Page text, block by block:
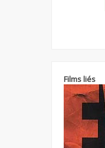
Films liés